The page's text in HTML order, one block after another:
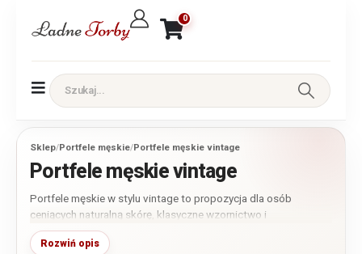
0
Sklep/Portfele męskie/Portfele męskie vintage
Portfele męskie vintage
Portfele męskie w stylu vintage to propozycja dla osób
ceniących naturalną skórę, klasyczne wzornictwo i
ponadczasowy charakter galanterii. W tej kategorii znajdziesz
przede wszystkim modele wykonane ze skóry naturalnej o
Rozwiń opis